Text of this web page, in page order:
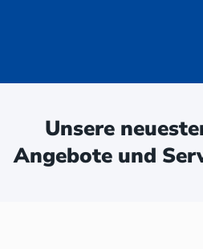
Unsere
Angebote und